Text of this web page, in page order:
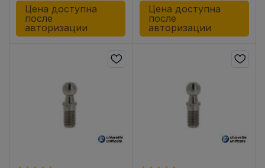
Цена доступна
после
авторизации
Цена доступна
после
авторизации